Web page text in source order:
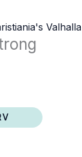
Valhalla